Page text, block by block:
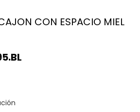
CON ESPACIO MIEL